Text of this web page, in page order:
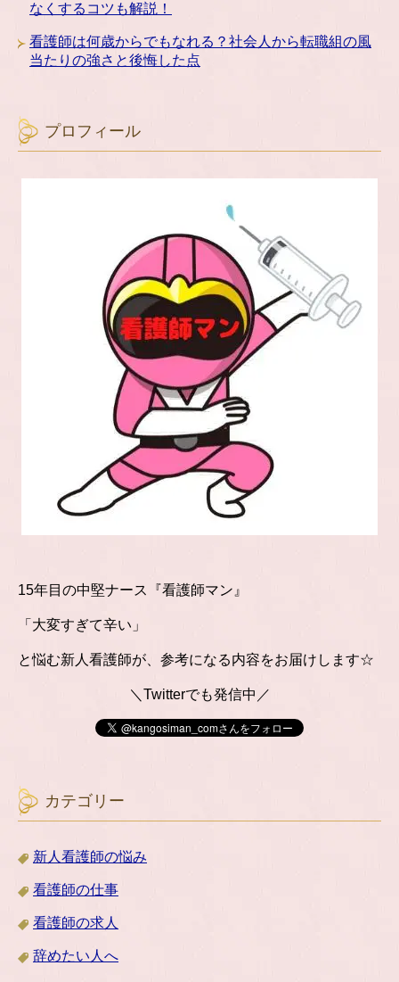
なくするコツも解説！
看護師は何歳からでもなれる？社会人から転職組の風
当たりの強さと後悔した点
プロフィール
15年目の中堅ナース『看護師マン』
「大変すぎて辛い」
と悩む新人看護師が、参考になる内容をお届けします☆
＼Twitterでも発信中／
カテゴリー
新人看護師の悩み
看護師の仕事
看護師の求人
辞めたい人へ